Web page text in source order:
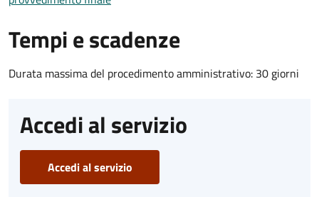
Tempi e scadenze
Durata massima del procedimento amministrativo: 30 giorni
Accedi al servizio
Accedi al servizio